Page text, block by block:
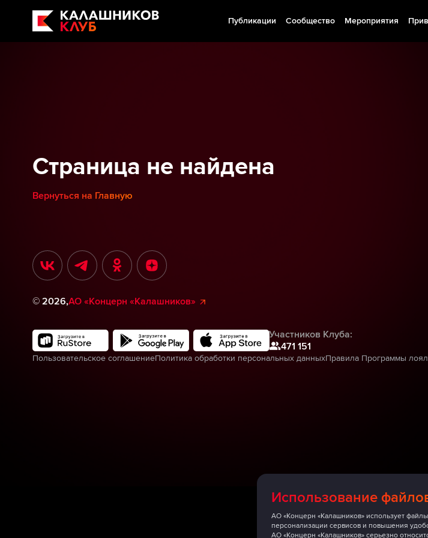
Публикации Сообщество Мероприятия
Использование
АО «Концерн «Калашников» использует
персонализации сервисов и повышения
АО «Концерн «Калашников» серьезно
Страница не найдена
Вернуться на Главную
© 2026,АО «Концерн «Калашников»
Участников Клуба:
471 151
Пользовательское соглашениеПолитика обработки персональных данныхПравила Программы